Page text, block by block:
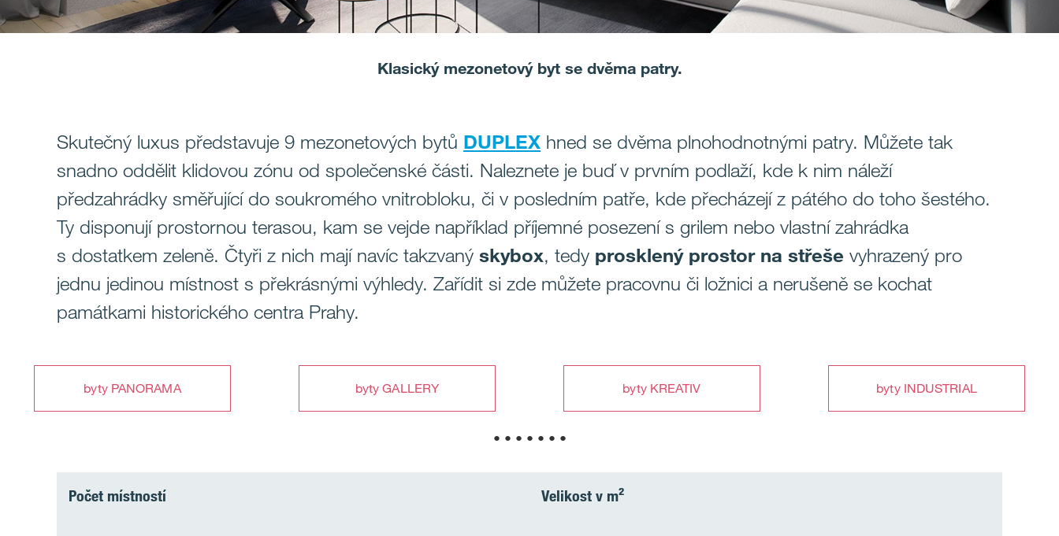
Klasický mezonetový byt se dvěma patry.
Skutečný luxus představuje 9 mezonetových bytů DUPLEX hned se dvěma plnohodnotnými patry. Můžete tak
snadno oddělit klidovou zónu od společenské části. Naleznete je buď v prvním podlaží, kde k nim náleží
předzahrádky směřující do soukromého vnitrobloku, či v posledním patře, kde přecházejí z pátého do toho šestého.
Ty disponují prostornou terasou, kam se vejde například příjemné posezení s grilem nebo vlastní zahrádka
s dostatkem zeleně. Čtyři z nich mají navíc takzvaný skybox, tedy prosklený prostor na střeše vyhrazený pro
jednu jedinou místnost s překrásnými výhledy. Zařídit si zde můžete pracovnu či ložnici a nerušeně se kochat
památkami historického centra Prahy.
byty PANORAMA byty GALLERY byty KREATIV byty INDUSTRIAL
• • • • • • •
Počet místností Velikost v m²